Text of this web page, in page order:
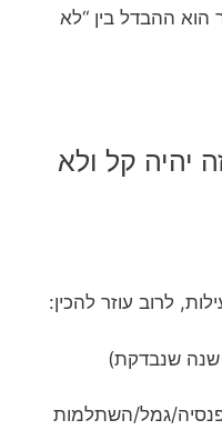
ההבדל בין “לא
יהיה קל ולא
לרוב עוזר להכין:
גמל/השתלמות